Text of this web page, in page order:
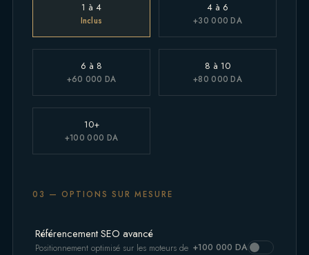
1 à 4
Inclus
4 à 6
+30 000 DA
6 à 8
+60 000 DA
8 à 10
+80 000 DA
10+
+100 000 DA
03 — OPTIONS SUR MESURE
Référencement SEO avancé
Positionnement optimisé sur les moteurs de +100 000 DA